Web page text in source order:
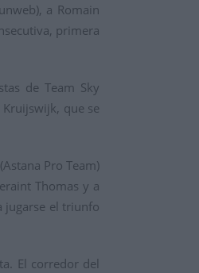
a Romain
primera
de Team Sky
que se
Pro Team)
Thomas y a
jugarse el triunfo
El corredor del